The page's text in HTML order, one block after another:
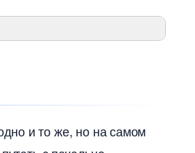
и то же, но на самом